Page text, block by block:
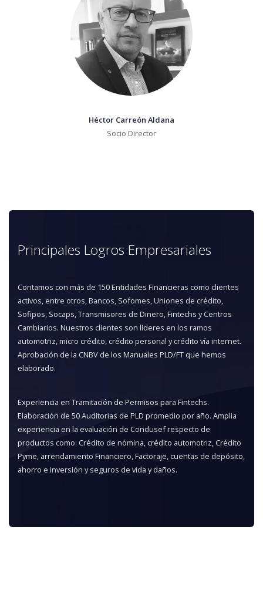
Héctor Carreón Aldana
Socio Director
Principales Logros Empresariales
Contamos con más de 150 Entidades Financieras como clientes
activos, entre otros, Bancos, Sofomes, Uniones de crédito,
Sofipos, Socaps, Transmisores de Dinero, Fintechs y Centros
Cambiarios. Nuestros clientes son líderes en los ramos
automotriz, micro crédito, crédito personal y crédito vía internet.
Aprobación de la CNBV de los Manuales PLD/FT que hemos
elaborado.
Experiencia en Tramitación de Permisos para Fintechs.
Elaboración de 50 Auditorias de PLD promedio por año. Amplia
experiencia en la evaluación de Condusef respecto de
productos como: Crédito de nómina, crédito automotriz, Crédito
Pyme, arrendamiento Financiero, Factoraje, cuentas de depósito,
ahorro e inversión y seguros de vida y daños.